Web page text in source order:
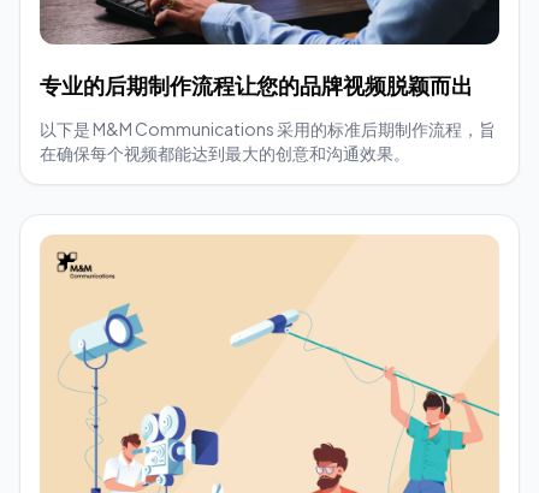
专业的后期制作流程让您的品牌视频脱颖而出
以下是 M&M Communications 采用的标准后期制作流程，旨
在确保每个视频都能达到最大的创意和沟通效果。